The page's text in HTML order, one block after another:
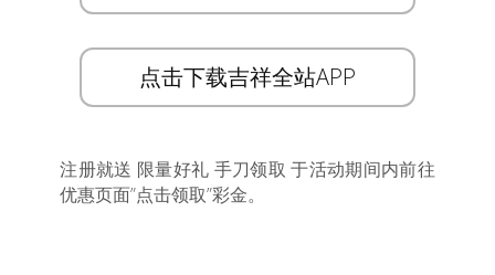
点击下载吉祥全站APP
注册就送 限量好礼 手刀领取 于活动期间内前往
优惠页面”点击领取”彩金。